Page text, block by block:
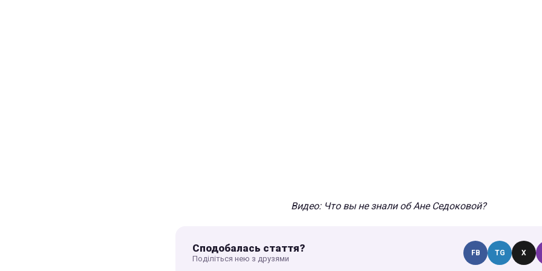
Видео: Что вы не знали об Ане Седоковой?
Сподобалась стаття?
Поділіться нею з друзями
FB TG X